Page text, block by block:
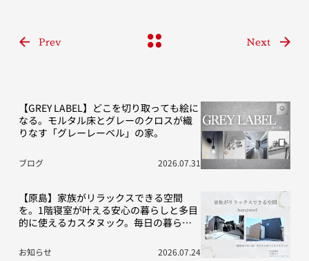
Prev Next
【GREY LABEL】どこを切り取っても絵に
なる。モルタル床とグレーのクロスが織
りなす「グレーレーベル」の家。
ブログ 2026.07.31
【原島】家族がリラックスできる空間
を。1階寝室が叶える安心の暮らしと多目
的に使えるカスタヌック。毎日の暮らし
お知らせ 2026.07.24